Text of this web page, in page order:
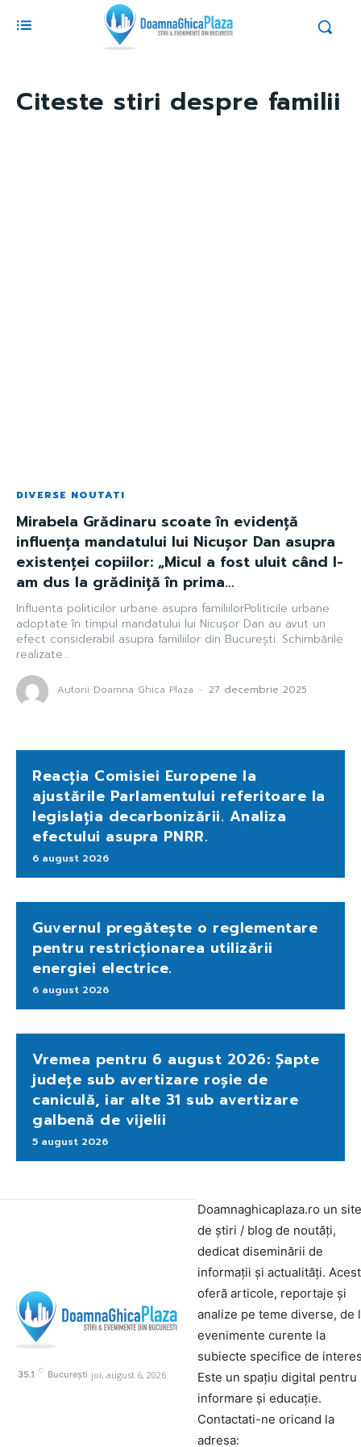
Citeste stiri despre familii
DIVERSE NOUTATI
Mirabela Grădinaru scoate în evidență
influența mandatului lui Nicușor Dan asupra
existenței copiilor: „Micul a fost uluit când l-
am dus la grădiniță în prima...
Influenta politicilor urbane asupra familiilorPoliticile urbane
adoptate în timpul mandatului lui Nicușor Dan au avut un
efect considerabil asupra familiilor din București. Schimbările
realizate...
Autorii Doamna Ghica Plaza - 27 decembrie 2025
Reacția Comisiei Europene la
ajustările Parlamentului referitoare la
legislația decarbonizării. Analiza
efectului asupra PNRR.
6 august 2026
Guvernul pregătește o reglementare
pentru restricționarea utilizării
energiei electrice.
6 august 2026
Vremea pentru 6 august 2026: Șapte
județe sub avertizare roșie de
caniculă, iar alte 31 sub avertizare
galbenă de vijelii
5 august 2026
35.1 C București joi, august 6, 2026
Doamnaghicaplaza.ro un site
de știri / blog de noutăți,
dedicat diseminării de
informații și actualități.
oferă articole, reportaje și
analize pe teme diverse, de
evenimente curente la
subiecte specifice de
Este un spațiu digital pentru
informare și educație.
Contactati-ne oricand la
adresa: